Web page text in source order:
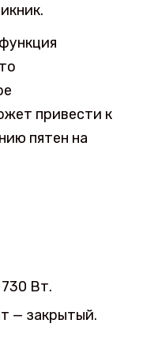
привести к
пятен на
Вт.
— закрытый.